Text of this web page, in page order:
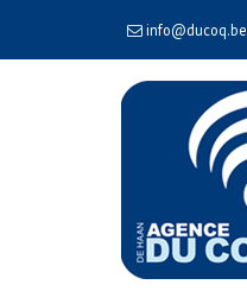
info@ducoq.be